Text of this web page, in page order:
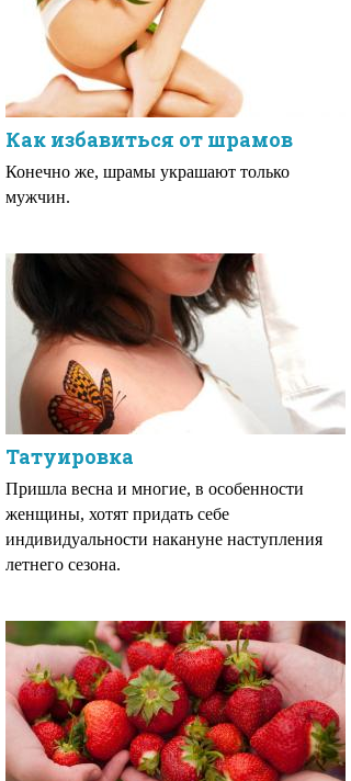
Как избавиться от шрамов
Конечно же, шрамы украшают только
мужчин.
Татуировка
Пришла весна и многие, в особенности
женщины, хотят придать себе
индивидуальности накануне наступления
летнего сезона.